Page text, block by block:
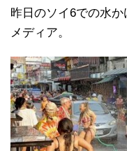
昨日のソイ6での水
メディア。